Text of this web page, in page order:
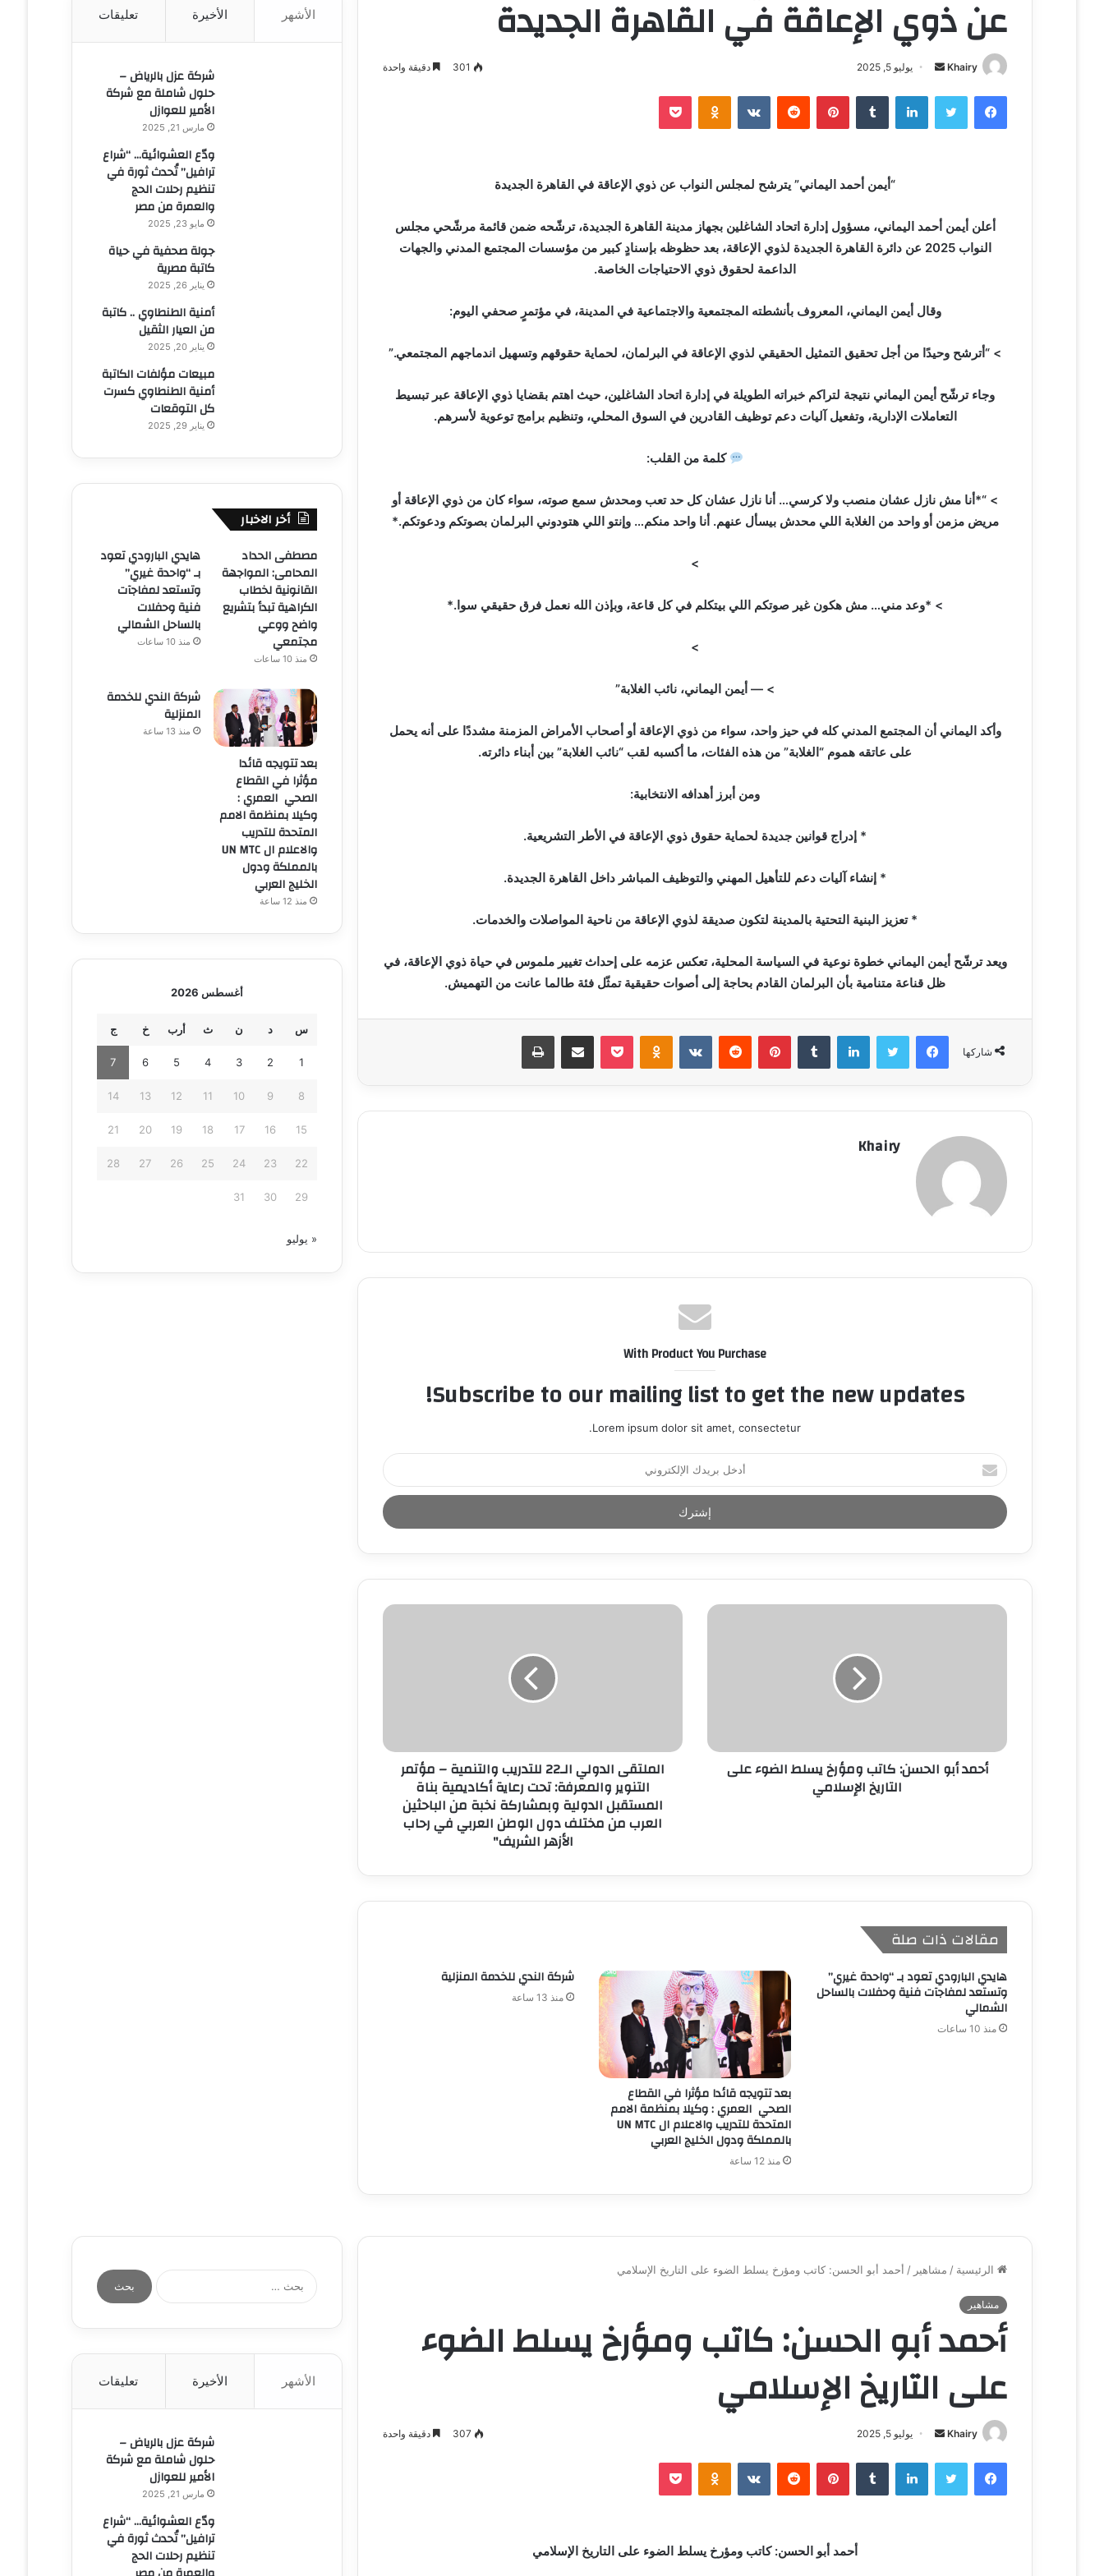
عن ذوي الإعاقة في القاهرة الجديدة
Khairy
أ
ل
ا
إ
ن
ا
يوليو 5, 2025 301 دقيقة واحدة
فيسبوك تويتر لينكدإن ‏Tumblr بينتيريست ‏Reddit
‏VKontakte
Odnoklassniki بوكيت
“أيمن أحمد اليماني” يترشح لمجلس النواب عن ذوي الإعاقة في القاهرة الجديدة
أعلن أيمن أحمد اليماني، مسؤول إدارة اتحاد الشاغلين بجهاز مدينة القاهرة الجديدة، ترشّحه ضمن قائمة مرشّحي مجلس
النواب 2025 عن دائرة القاهرة الجديدة لذوي الإعاقة، بعد حظوظه بإسنادٍ كبير من مؤسسات المجتمع المدني والجهات
الداعمة لحقوق ذوي الاحتياجات الخاصة.
وقال أيمن اليماني، المعروف بأنشطته المجتمعية والاجتماعية في المدينة، في مؤتمرٍ صحفي اليوم:
> “أترشح وحيدًا من أجل تحقيق التمثيل الحقيقي لذوي الإعاقة في البرلمان، لحماية حقوقهم وتسهيل اندماجهم المجتمعي.”
وجاء ترشّح أيمن اليماني نتيجة لتراكم خبراته الطويلة في إدارة اتحاد الشاغلين، حيث اهتم بقضايا ذوي الإعاقة عبر تبسيط
التعاملات الإدارية، وتفعيل آليات دعم توظيف القادرين في السوق المحلي، وتنظيم برامج توعوية لأسرهم.
كلمة من القلب:
> “*أنا مش نازل عشان منصب ولا كرسي… أنا نازل عشان كل حد تعب ومحدش سمع صوته، سواء كان من ذوي الإعاقة أو
مريض مزمن أو واحد من الغلابة اللي محدش بيسأل عنهم. أنا واحد منكم… وإنتو اللي هتودوني البرلمان بصوتكم ودعوتكم.*
>
> *وعد مني… مش هكون غير صوتكم اللي بيتكلم في كل قاعة، وبإذن الله نعمل فرق حقيقي سوا.*
>
> — أيمن اليماني، نائب الغلابة”
وأكد اليماني أن المجتمع المدني كله في حيز واحد، سواء من ذوي الإعاقة أو أصحاب الأمراض المزمنة مشددًا على أنه يحمل
على عاتقه هموم “الغلابة” من هذه الفئات، ما أكسبه لقب “نائب الغلابة” بين أبناء دائرته.
ومن أبرز أهدافه الانتخابية:
* إدراج قوانين جديدة لحماية حقوق ذوي الإعاقة في الأطر التشريعية.
* إنشاء آليات دعم للتأهيل المهني والتوظيف المباشر داخل القاهرة الجديدة.
* تعزيز البنية التحتية بالمدينة لتكون صديقة لذوي الإعاقة من ناحية المواصلات والخدمات.
ويعد ترشّح أيمن اليماني خطوة نوعية في السياسة المحلية، تعكس عزمه على إحداث تغيير ملموس في حياة ذوي الإعاقة، في
ظل قناعة متنامية بأن البرلمان القادم بحاجة إلى أصوات حقيقية تمثّل فئة طالما عانت من التهميش.
شاركها
فيسبوك تويتر لينكدإن ‏Tumblr بينتيريست ‏Reddit
‏VKontakte
Odnoklassniki بوكيت مشاركة عبر البريد طباعة
Khairy
With Product You Purchase
Subscribe to our mailing list to get the new updates!
Lorem ipsum dolor sit amet, consectetur.
أ
د
خ
ل
د
ا
أحمد أبو الحسن: كاتب ومؤرخ يسلط الضوء على
التاريخ الإسلامي
الملتقى الدولي الـ22 للتدريب والتنمية – مؤتمر
التنوير والمعرفة: تحت رعاية أكاديمية بناة
المستقبل الدولية وبمشاركة نخبة من الباحثين
العرب من مختلف دول الوطن العربي في رحاب
الأزهر الشريف"
مقالات ذات صلة
هايدي البارودي تعود بـ “واحدة غيري”
وتستعد لمفاجآت فنية وحفلات بالساحل
الشمالي
منذ 10 ساعات
بعد تتويجه قائدا مؤثرا في القطاع
الصحي العمري : وكيلا بمنظمة الامم
المتحدة للتدريب والاعلام ال UN MTC
بالمملكة ودول الخليج العربي
منذ 12 ساعة
شركة الندي للخدمة المنزلية
منذ 13 ساعة
الأشهر الأخيرة تعليقات
شركة عزل بالرياض –
حلول شاملة مع شركة
الأمير للعوازل
مارس 21, 2025
ودّع العشوائية… “شراع
ترافيل” تُحدث ثورة في
تنظيم رحلات الحج
والعمرة من مصر
مايو 23, 2025
جولة صحفية في حياة
كاتبة مصرية
يناير 26, 2025
أمنية الطنطاوي .. كاتبة
من العيار الثقيل
يناير 20, 2025
مبيعات مؤلفات الكاتبة
أمنية الطنطاوي كسرت
كل التوقعات
يناير 29, 2025
أخر الاخبار
مصطفى الحداد
المحامى: المواجهة
القانونية لخطاب
الكراهية تبدأ بتشريع
واضح ووعي
مجتمعي
منذ 10 ساعات
هايدي البارودي تعود
بـ “واحدة غيري”
وتستعد لمفاجآت
فنية وحفلات
بالساحل الشمالي
منذ 10 ساعات
بعد تتويجه قائدا
مؤثرا في القطاع
الصحي العمري :
وكيلا بمنظمة الامم
المتحدة للتدريب
والاعلام ال UN MTC
بالمملكة ودول
الخليج العربي
منذ 12 ساعة
شركة الندي للخدمة
المنزلية
منذ 13 ساعة
أغسطس 2026
س د ن ث أرب خ ج
1
2
3
4
5
6
7
8
9
10
11
12
13
14
15
16
17
18
19
20
21
22
23
24
25
26
27
28
29
30
31
« يوليو